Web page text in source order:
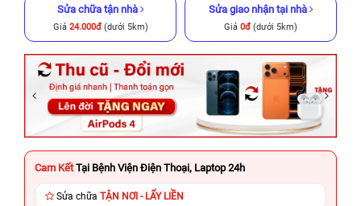
Sửa chữa tận nhà
Giá 24.000đ(dưới 5km)
Sửa giao nhận tại nhà
Giá 0đ (dưới 5km)
Cam Kết Tại Bệnh Viện Điện Thoại, Laptop 24h
Sửa chữa TẬN NƠI - LẤY LIỀN